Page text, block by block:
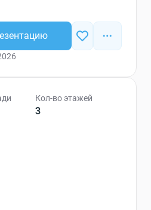
Кол-во этажей
3